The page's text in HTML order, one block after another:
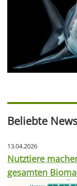
Beliebte News
13.04.2026
Nutztiere
gesamten